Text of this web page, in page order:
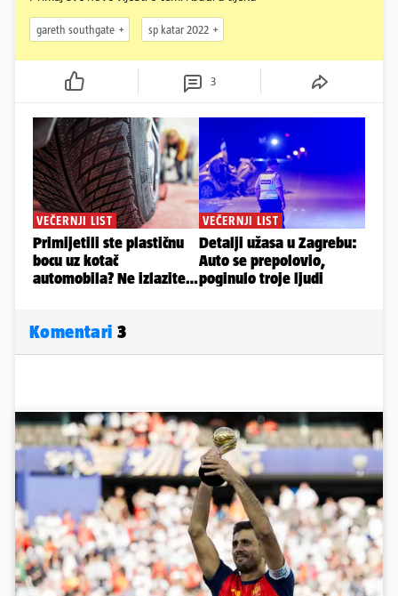
gareth southgate sp katar 2022
3
Komentari 3